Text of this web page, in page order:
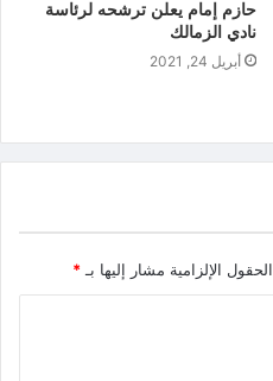
حازم إمام يعلن ترشحه لرئاسة
نادي الزمالك
أبريل 24, 2021
الحقول الإلزامية مشار إليها بـ *